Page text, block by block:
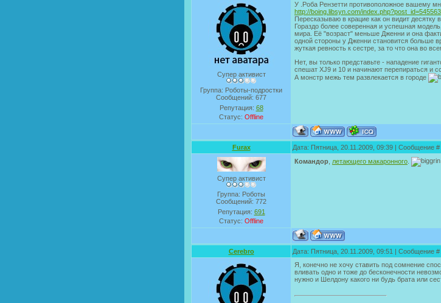
Супер активист
Группа: Роботы-подростки
Сообщений: 677
Репутация: 68
Статус: Offline
У .Роба Рензетти противоположное вашему
http://boing.libsyn.com/index.php?post_id=545563
Пересказываю в крацие как он видит десятку
Гораздо более соверенная и успешная
мира. Её "возраст" меньше Дженни и она
одной стороны у Дженни становится больше
жуткая ревность к сестре, за то что она во
Нет, вы только представьте - нападение
спешат XJ9 и 10 и начинают перепираться и
А монстр межь тем развлекается в городе
Furax Дата: Пятница, 20.11.2009, 09:39 | Сообщение #
Супер активист
Группа: Роботы
Сообщений: 772
Репутация: 691
Статус: Offline
Командор летающего макаронного
Cerebro Дата: Пятница, 20.11.2009, 09:51 | Сообщение #
Я, конечно не хочу ставить под сомнение
вливать одно и тоже до бесконечности
нужно и Шелдону какого ни будь брата или